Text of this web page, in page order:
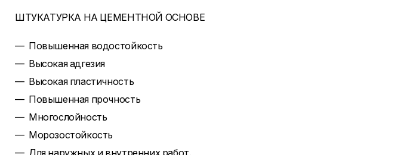
ШТУКАТУРКА НА ЦЕМЕНТНОЙ ОСНОВЕ
Повышенная водостойкость
Высокая адгезия
Высокая пластичность
Повышенная прочность
Многослойность
Морозостойкость
Для наружных и внутренних работ.